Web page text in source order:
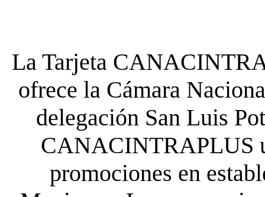
La Tarjeta
ofrece la Cámara
delegación San Luis
CANACINTRAPLUS
promociones en